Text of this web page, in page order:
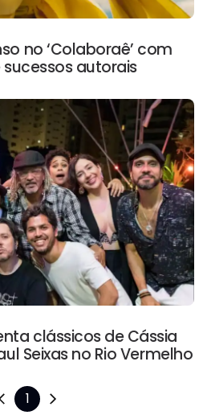
no ‘Colaboraê’ com
autorais
clássicos de Cássia
Seixas no Rio Vermelho
1